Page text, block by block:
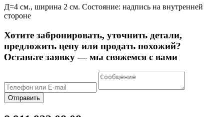
Д=4 см., ширина 2 см. Состояние: надпись на внутренней
стороне
Хотите забронировать, уточнить детали,
предложить цену или продать похожий?
Оставьте заявку — мы свяжемся с вами
Отправить